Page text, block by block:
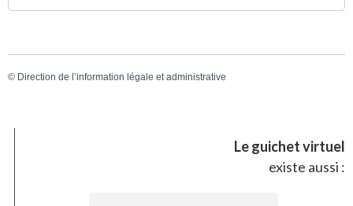
© Direction de l’information légale et administrative
Le guichet virtuel
existe aussi :